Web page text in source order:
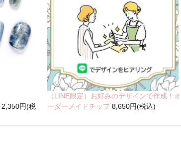
2,350円(税
（LINE限定）お好みのデザインで作成！オ
ーダーメイドチップ8,650円(税込)